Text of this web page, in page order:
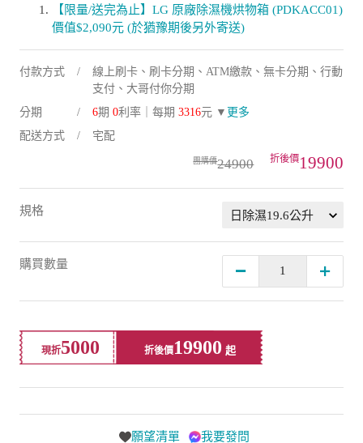
【限量/送完為止】LG 原廠除濕機烘物箱 (PDKACC01)
價值$2,090元 (於猶豫期後另外寄送)
付款方式
線上刷卡、刷卡分期、ATM繳款、無卡分期、行動
支付、大哥付你分期
分期
6期 0利率｜每期 3316元 ▼ 更多
配送方式
宅配
24900 19900
規格
購買數量
現折5000 折後價19900
願望清單 我要發問